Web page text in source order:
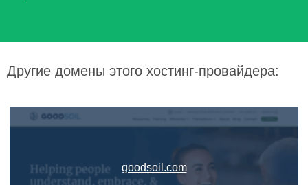
Другие домены этого хостинг-провайдера:
goodsoil.com